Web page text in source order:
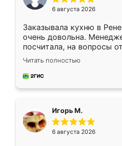
6 августа 2026
Заказывала кухню в
очень довольна.
посчитала, на вопросы
Замерщик приехал в
делу со всей
за день, ребята работали
Читать полностью
Игорь М.
6 августа 2026